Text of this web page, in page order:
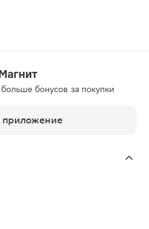
бонусов за покупки
приложение